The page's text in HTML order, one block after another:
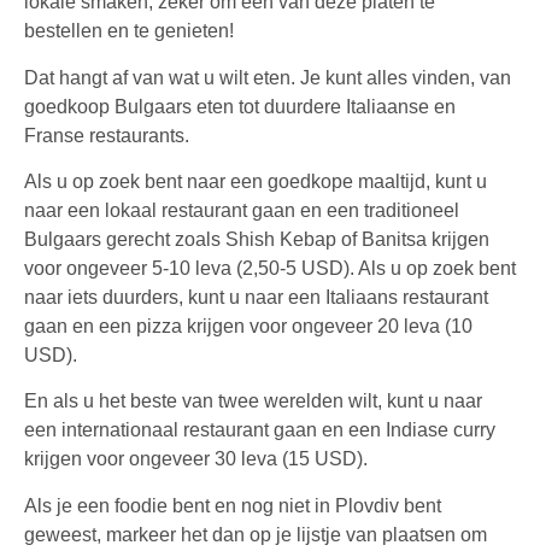
bestellen en te genieten!
Dat hangt af van wat u wilt eten. Je kunt alles vinden, van
goedkoop Bulgaars eten tot duurdere Italiaanse en
Franse restaurants.
Als u op zoek bent naar een goedkope maaltijd, kunt u
naar een lokaal restaurant gaan en een traditioneel
Bulgaars gerecht zoals Shish Kebap of Banitsa krijgen
voor ongeveer 5-10 leva (2,50-5 USD). Als u op zoek bent
naar iets duurders, kunt u naar een Italiaans restaurant
gaan en een pizza krijgen voor ongeveer 20 leva (10
USD).
En als u het beste van twee werelden wilt, kunt u naar
een internationaal restaurant gaan en een Indiase curry
krijgen voor ongeveer 30 leva (15 USD).
Als je een foodie bent en nog niet in Plovdiv bent
geweest, markeer het dan op je lijstje van plaatsen om